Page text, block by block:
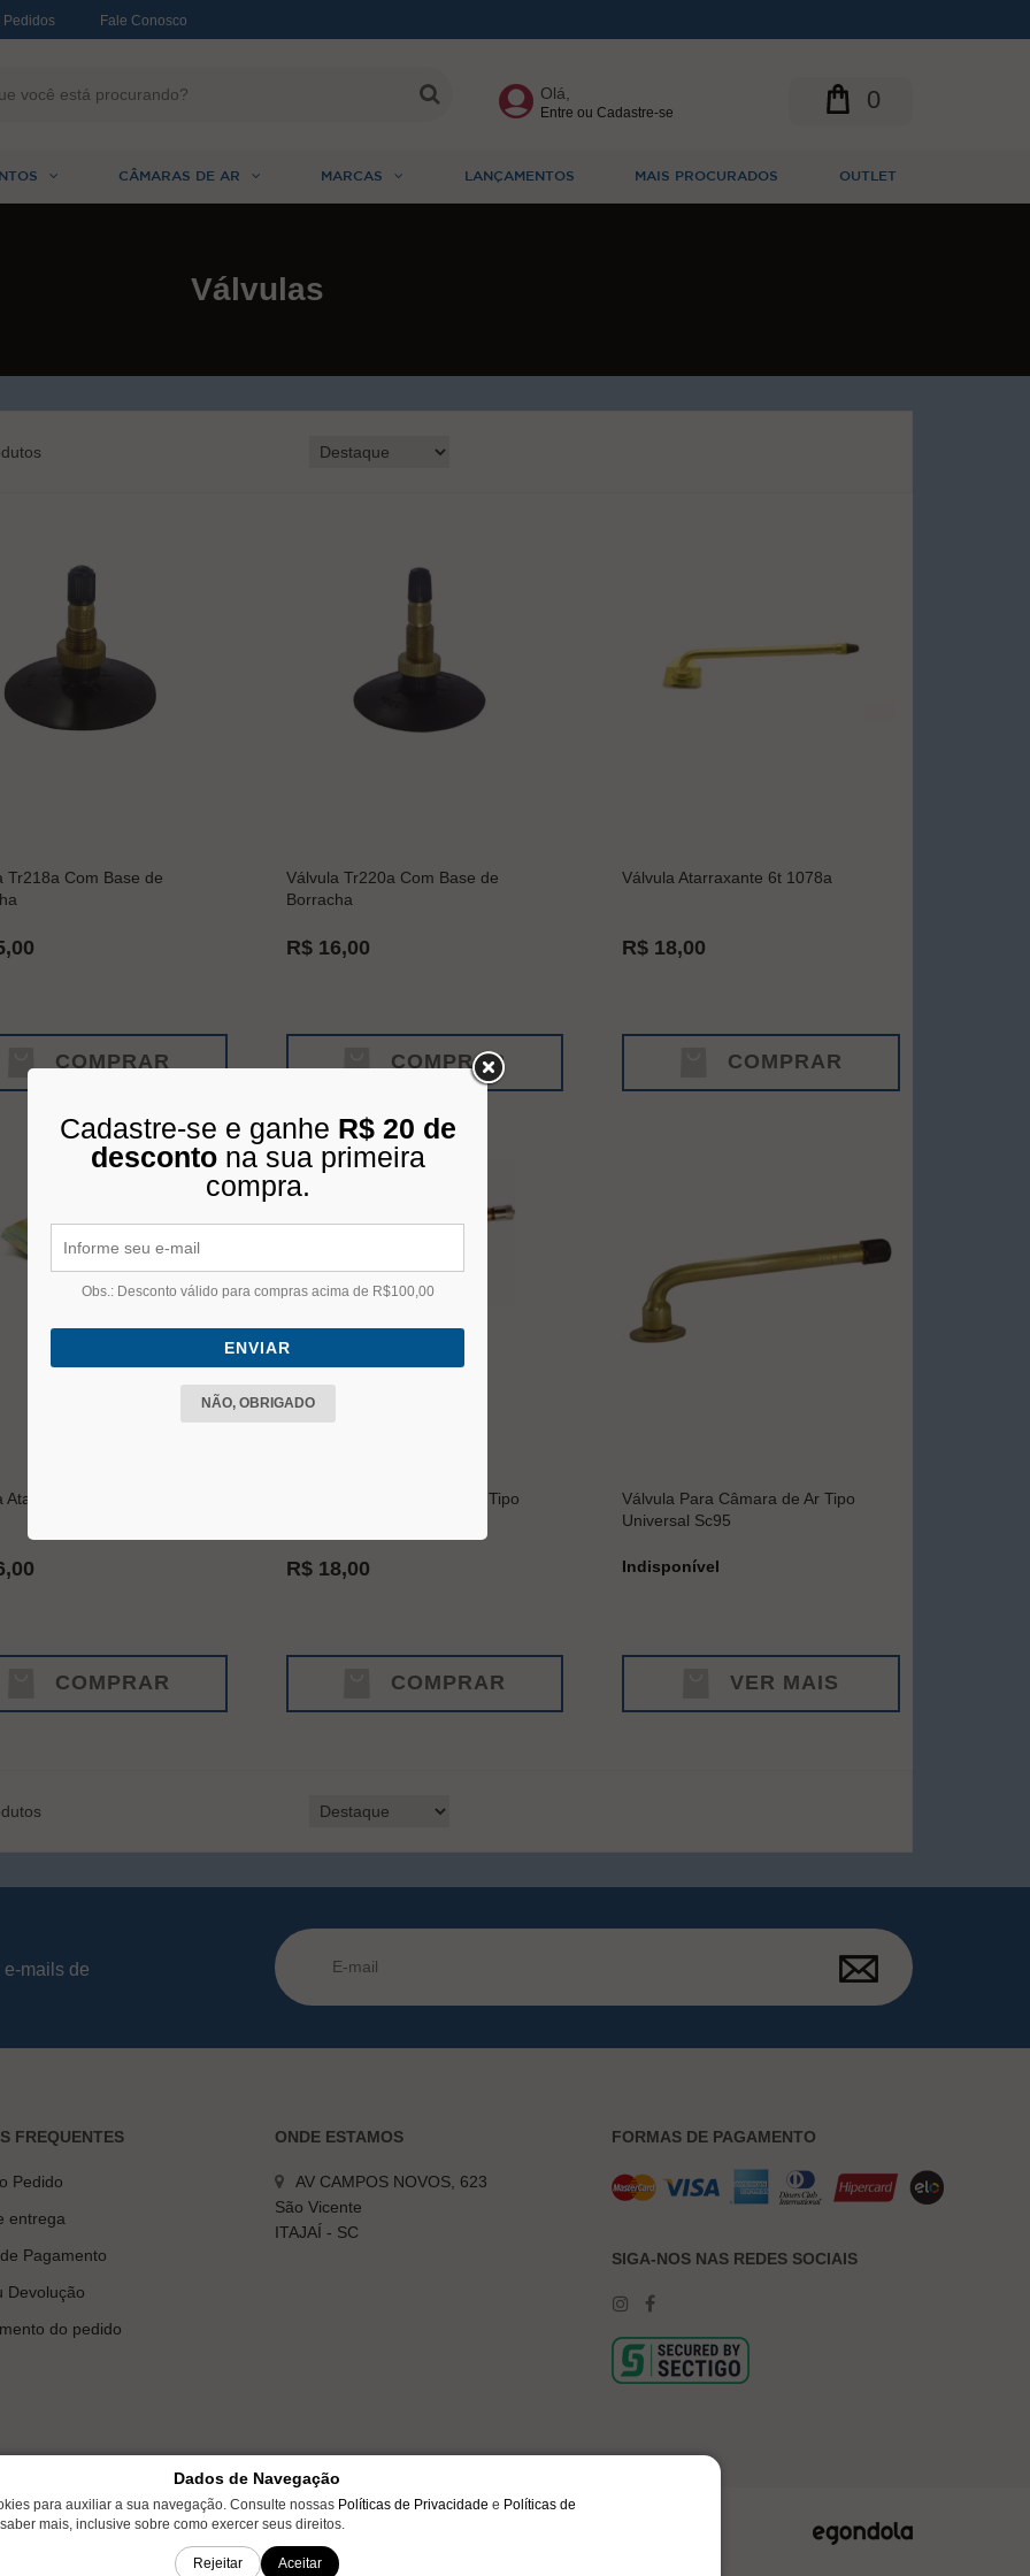
Pedidos Fale Conosco
Olá,
Entre ou Cadastre-se 0
CÂMARAS DE AR MARCAS LANÇAMENTOS MAIS PROCURADOS OUTLET
Válvulas
Tr218a Com Base de
COMPRAR
Válvula Tr220a Com Base de
Borracha
R$ 16,00
COMPRAR
Válvula Atarraxante 6t 1078a
R$ 18,00
COMPRAR
Atarraxante 4t 1075a
COMPRAR
Válvula Para Câmara de Ar Tipo
R$ 18,00
COMPRAR
Válvula Para Câmara de Ar Tipo
Universal Sc95
Indisponível
VER MAIS
mails de
FREQUENTES
Pedido
entrega
Pagamento
Devolução
do pedido
ONDE ESTAMOS
AV CAMPOS NOVOS, 623
São Vicente
ITAJAÍ - SC
FORMAS DE PAGAMENTO
SIGA-NOS NAS REDES SOCIAIS
38 | AV CAMPOS NOVOS, 623 - ITAJAÍ, SC
para compras efetuadas em nossa loja virtual.
Dados de Navegação
para auxiliar a sua navegação. Consulte nossas Políticas de Privacidade e Políticas de
mais, inclusive sobre como exercer seus direitos.
Rejeitar Aceitar
Cadastre-se e ganhe R$ 20 de
descontona sua primeira
compra.
Obs.: Desconto válido para compras acima de R$100,00
ENVIAR
NÃO, OBRIGADO